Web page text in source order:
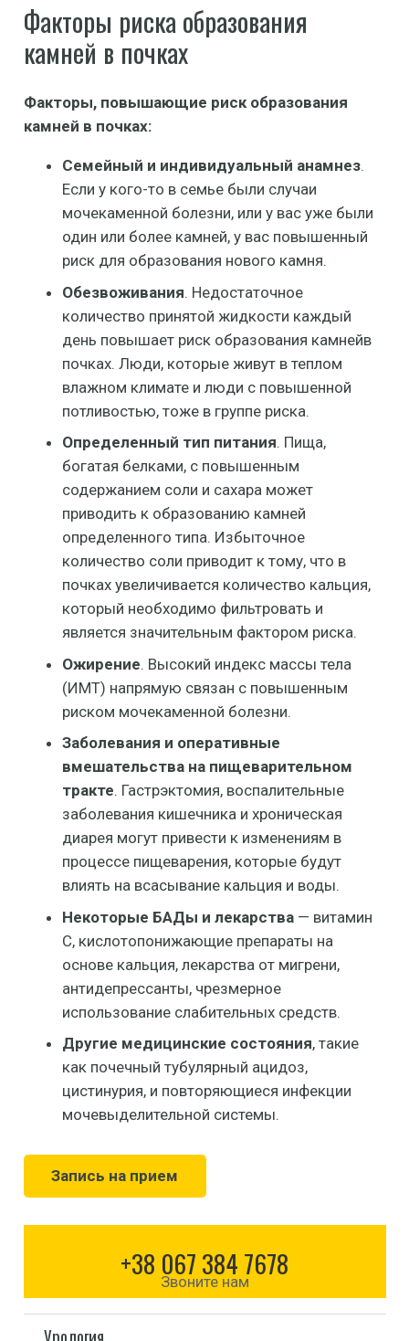
Факторы риска образования
камней в почках
Факторы, повышающие риск образования
камней в почках:
Семейный и индивидуальный анамнез.
Если у кого-то в семье были случаи
мочекаменной болезни, или у вас уже были
один или более камней, у вас повышенный
риск для образования нового камня.
Обезвоживания. Недостаточное
количество принятой жидкости каждый
день повышает риск образования камнейв
почках. Люди, которые живут в теплом
влажном климате и люди с повышенной
потливостью, тоже в группе риска.
Определенный тип питания. Пища,
богатая белками, с повышенным
содержанием соли и сахара может
приводить к образованию камней
определенного типа. Избыточное
количество соли приводит к тому, что в
почках увеличивается количество кальция,
который необходимо фильтровать и
является значительным фактором риска.
Ожирение. Высокий индекс массы тела
(ИМТ) напрямую связан с повышенным
риском мочекаменной болезни.
Заболевания и оперативные
вмешательства на пищеварительном
тракте. Гастрэктомия, воспалительные
заболевания кишечника и хроническая
диарея могут привести к изменениям в
процессе пищеварения, которые будут
влиять на всасывание кальция и воды.
Некоторые БАДы и лекарства — витамин
С, кислотопонижающие препараты на
основе кальция, лекарства от мигрени,
антидепрессанты, чрезмерное
использование слабительных средств.
Другие медицинские состояния, такие
как почечный тубулярный ацидоз,
цистинурия, и повторяющиеся инфекции
мочевыделительной системы.
Запись на прием
+38 067 384 7678
Звоните нам